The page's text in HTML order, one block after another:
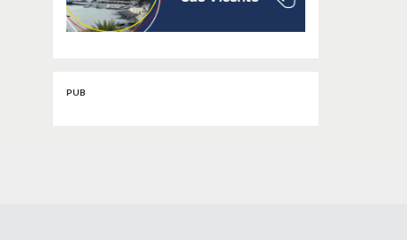
PUB